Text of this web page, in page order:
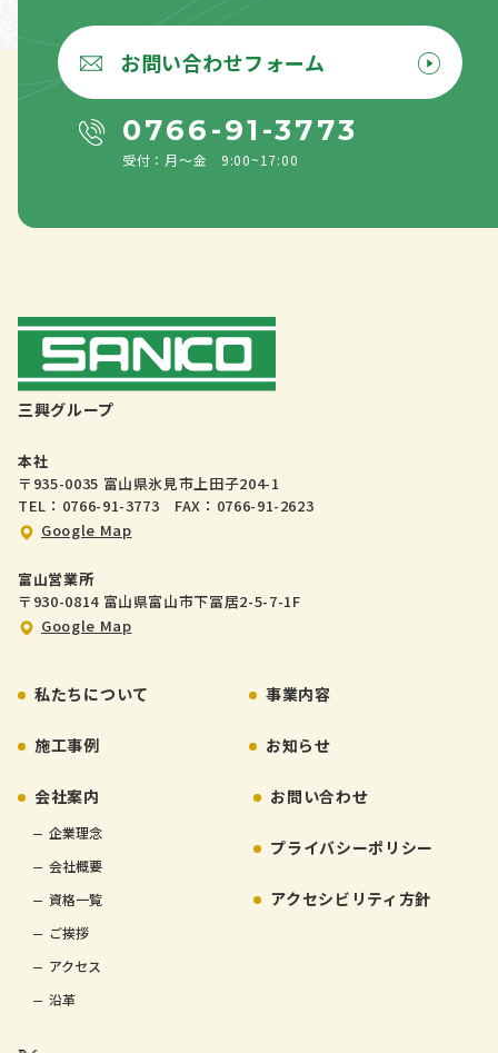
お問い合わせフォーム
0766-91-3773
受付：月〜金 9:00~17:00
三興グループ
本社
〒935-0035 富山県氷見市上田子204-1
TEL：0766-91-3773 FAX：0766-91-2623
Google Map
富山営業所
〒930-0814 富山県富山市下冨居2-5-7-1F
Google Map
私たちについて 事業内容
施工事例 お知らせ
会社案内
企業理念
会社概要
資格一覧
ご挨拶
アクセス
沿革
お問い合わせ
プライバシーポリシー
アクセシビリティ方針